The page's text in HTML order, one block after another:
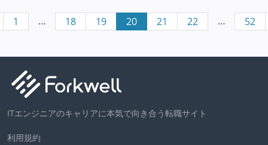
1 … 18 19 20 21 22 … 52
ITエンジニアのキャリアに本気で向き合う転職サイト
利用規約